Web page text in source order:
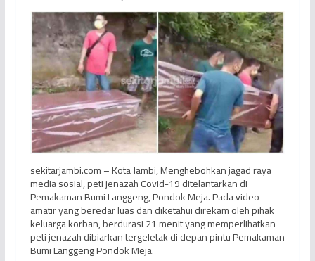
sekitarjambi.com – Kota Jambi, Menghebohkan jagad raya
media sosial, peti jenazah Covid-19 ditelantarkan di
Pemakaman Bumi Langgeng, Pondok Meja. Pada video
amatir yang beredar luas dan diketahui direkam oleh pihak
keluarga korban, berdurasi 21 menit yang memperlihatkan
peti jenazah dibiarkan tergeletak di depan pintu Pemakaman
Bumi Langgeng Pondok Meja.